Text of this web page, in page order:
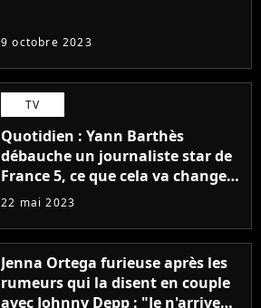
9 octobre 2023
TV
Quotidien : Yann Barthès
débauche un journaliste star de
France 5, ce que cela va changer
à la rentrée
22 mai 2023
Jenna Ortega furieuse après les
rumeurs qui la disent en couple
avec Johnny Depp : "Je n'arrive